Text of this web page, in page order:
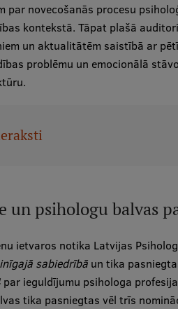
par novecošanās procesu
kontekstā. Tāpat plašā
un aktualitātēm saistībā ar
problēmu un emocionālā
un psihologu balvas
ietvaros notika Latvijas
sabiedrībā un tika
par ieguldījumu psihologa
tika pasniegtas vēl trīs